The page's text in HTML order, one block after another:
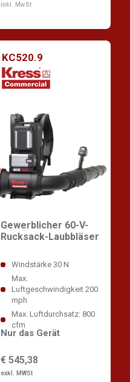
inkl. MwSt
KC520.9
Gewerblicher 60-V-
Rucksack-Laubbläser
Windstärke 30 N
Max.
Luftgeschwindigkeit 200
mph
Max. Luftdurchsatz: 800
cfm
€ 545,38
exkl. MWSt
Nur das Gerät